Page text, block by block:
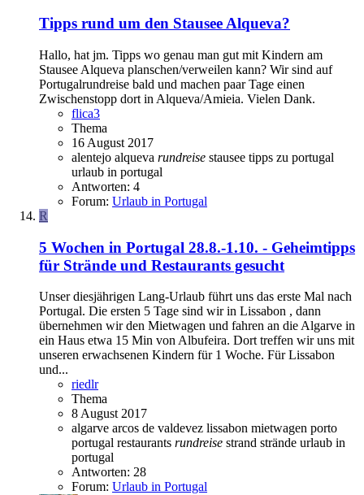
Tipps rund um den Stausee Alqueva?
Hallo, hat jm. Tipps wo genau man gut mit Kindern am
Stausee Alqueva planschen/verweilen kann? Wir sind auf
Portugalrundreise bald und machen paar Tage einen
Zwischenstopp dort in Alqueva/Amieia. Vielen Dank.
flica3
Thema
16 August 2017
alentejo alqueva rundreise stausee tipps zu portugal
urlaub in portugal
Antworten: 4
Forum: Urlaub in Portugal
R
5 Wochen in Portugal 28.8.-1.10. - Geheimtipps
für Strände und Restaurants gesucht
Unser diesjährigen Lang-Urlaub führt uns das erste Mal nach
Portugal. Die ersten 5 Tage sind wir in Lissabon , dann
übernehmen wir den Mietwagen und fahren an die Algarve in
ein Haus etwa 15 Min von Albufeira. Dort treffen wir uns mit
unseren erwachsenen Kindern für 1 Woche. Für Lissabon
und...
riedlr
Thema
8 August 2017
algarve arcos de valdevez lissabon mietwagen porto
portugal restaurants rundreise strand strände urlaub in
portugal
Antworten: 28
Forum: Urlaub in Portugal